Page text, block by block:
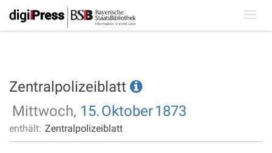
Zentralpolizeiblatt
Mittwoch, 15.Oktober1873
enthält: Zentralpolizeiblatt